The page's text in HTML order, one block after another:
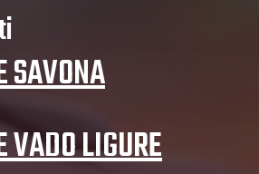
SAVONA
LIGURE